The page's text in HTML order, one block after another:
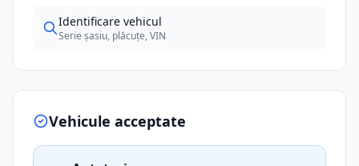
Identificare vehicul
Serie șasiu, plăcuțe, VIN
Vehicule acceptate